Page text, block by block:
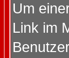
Um
Link im